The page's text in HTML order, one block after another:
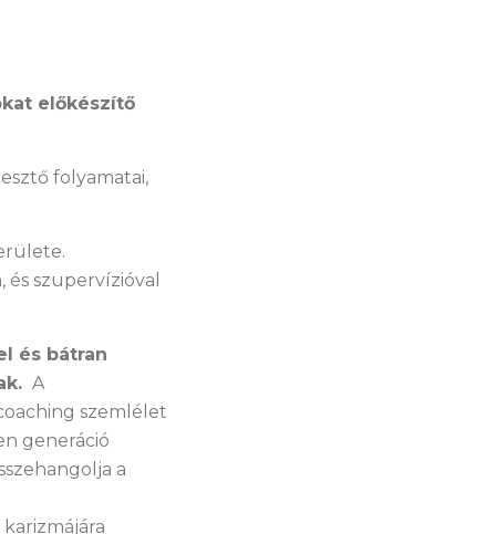
előkészítő
folyamatai,
szupervízióval
és bátran
A
szemlélet
generáció
a